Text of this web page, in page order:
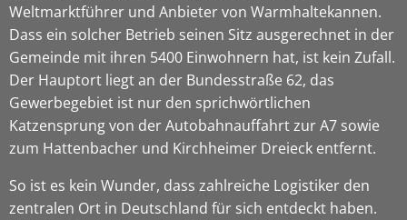
Weltmarktführer und Anbieter von Warmhaltekannen.
Dass ein solcher Betrieb seinen Sitz ausgerechnet in der
Gemeinde mit ihren 5400 Einwohnern hat, ist kein Zufall.
Der Hauptort liegt an der Bundesstraße 62, das
Gewerbegebiet ist nur den sprichwörtlichen
Katzensprung von der Autobahnauffahrt zur A7 sowie
zum Hattenbacher und Kirchheimer Dreieck entfernt.
So ist es kein Wunder, dass zahlreiche Logistiker den
zentralen Ort in Deutschland für sich entdeckt haben.